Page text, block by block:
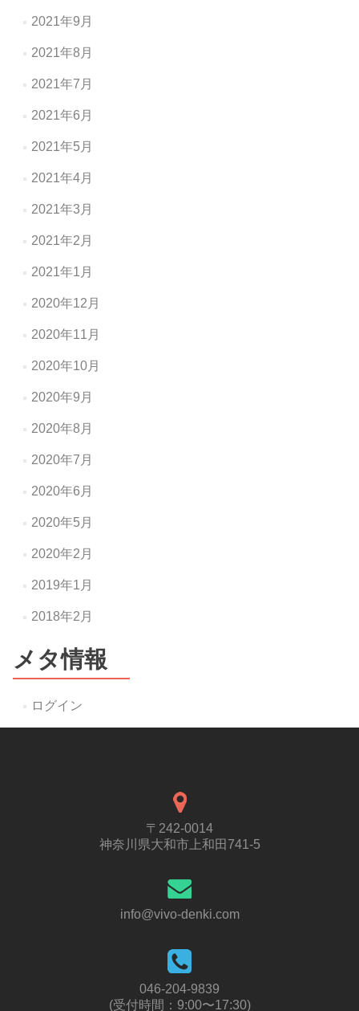
2021年9月
2021年8月
2021年7月
2021年6月
2021年5月
2021年4月
2021年3月
2021年2月
2021年1月
2020年12月
2020年11月
2020年10月
2020年9月
2020年8月
2020年7月
2020年6月
2020年5月
2020年2月
2019年1月
2018年2月
メタ情報
ログイン
〒242-0014
神奈川県大和市上和田741-5
info@vivo-denki.com
046-204-9839
(受付時間：9:00〜17:30)